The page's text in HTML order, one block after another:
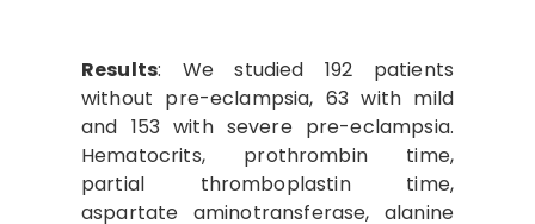
Results: We studied 192 patients
without pre-eclampsia, 63 with mild
and 153 with severe pre-eclampsia.
Hematocrits, prothrombin time,
partial thromboplastin time,
aspartate aminotransferase, alanine